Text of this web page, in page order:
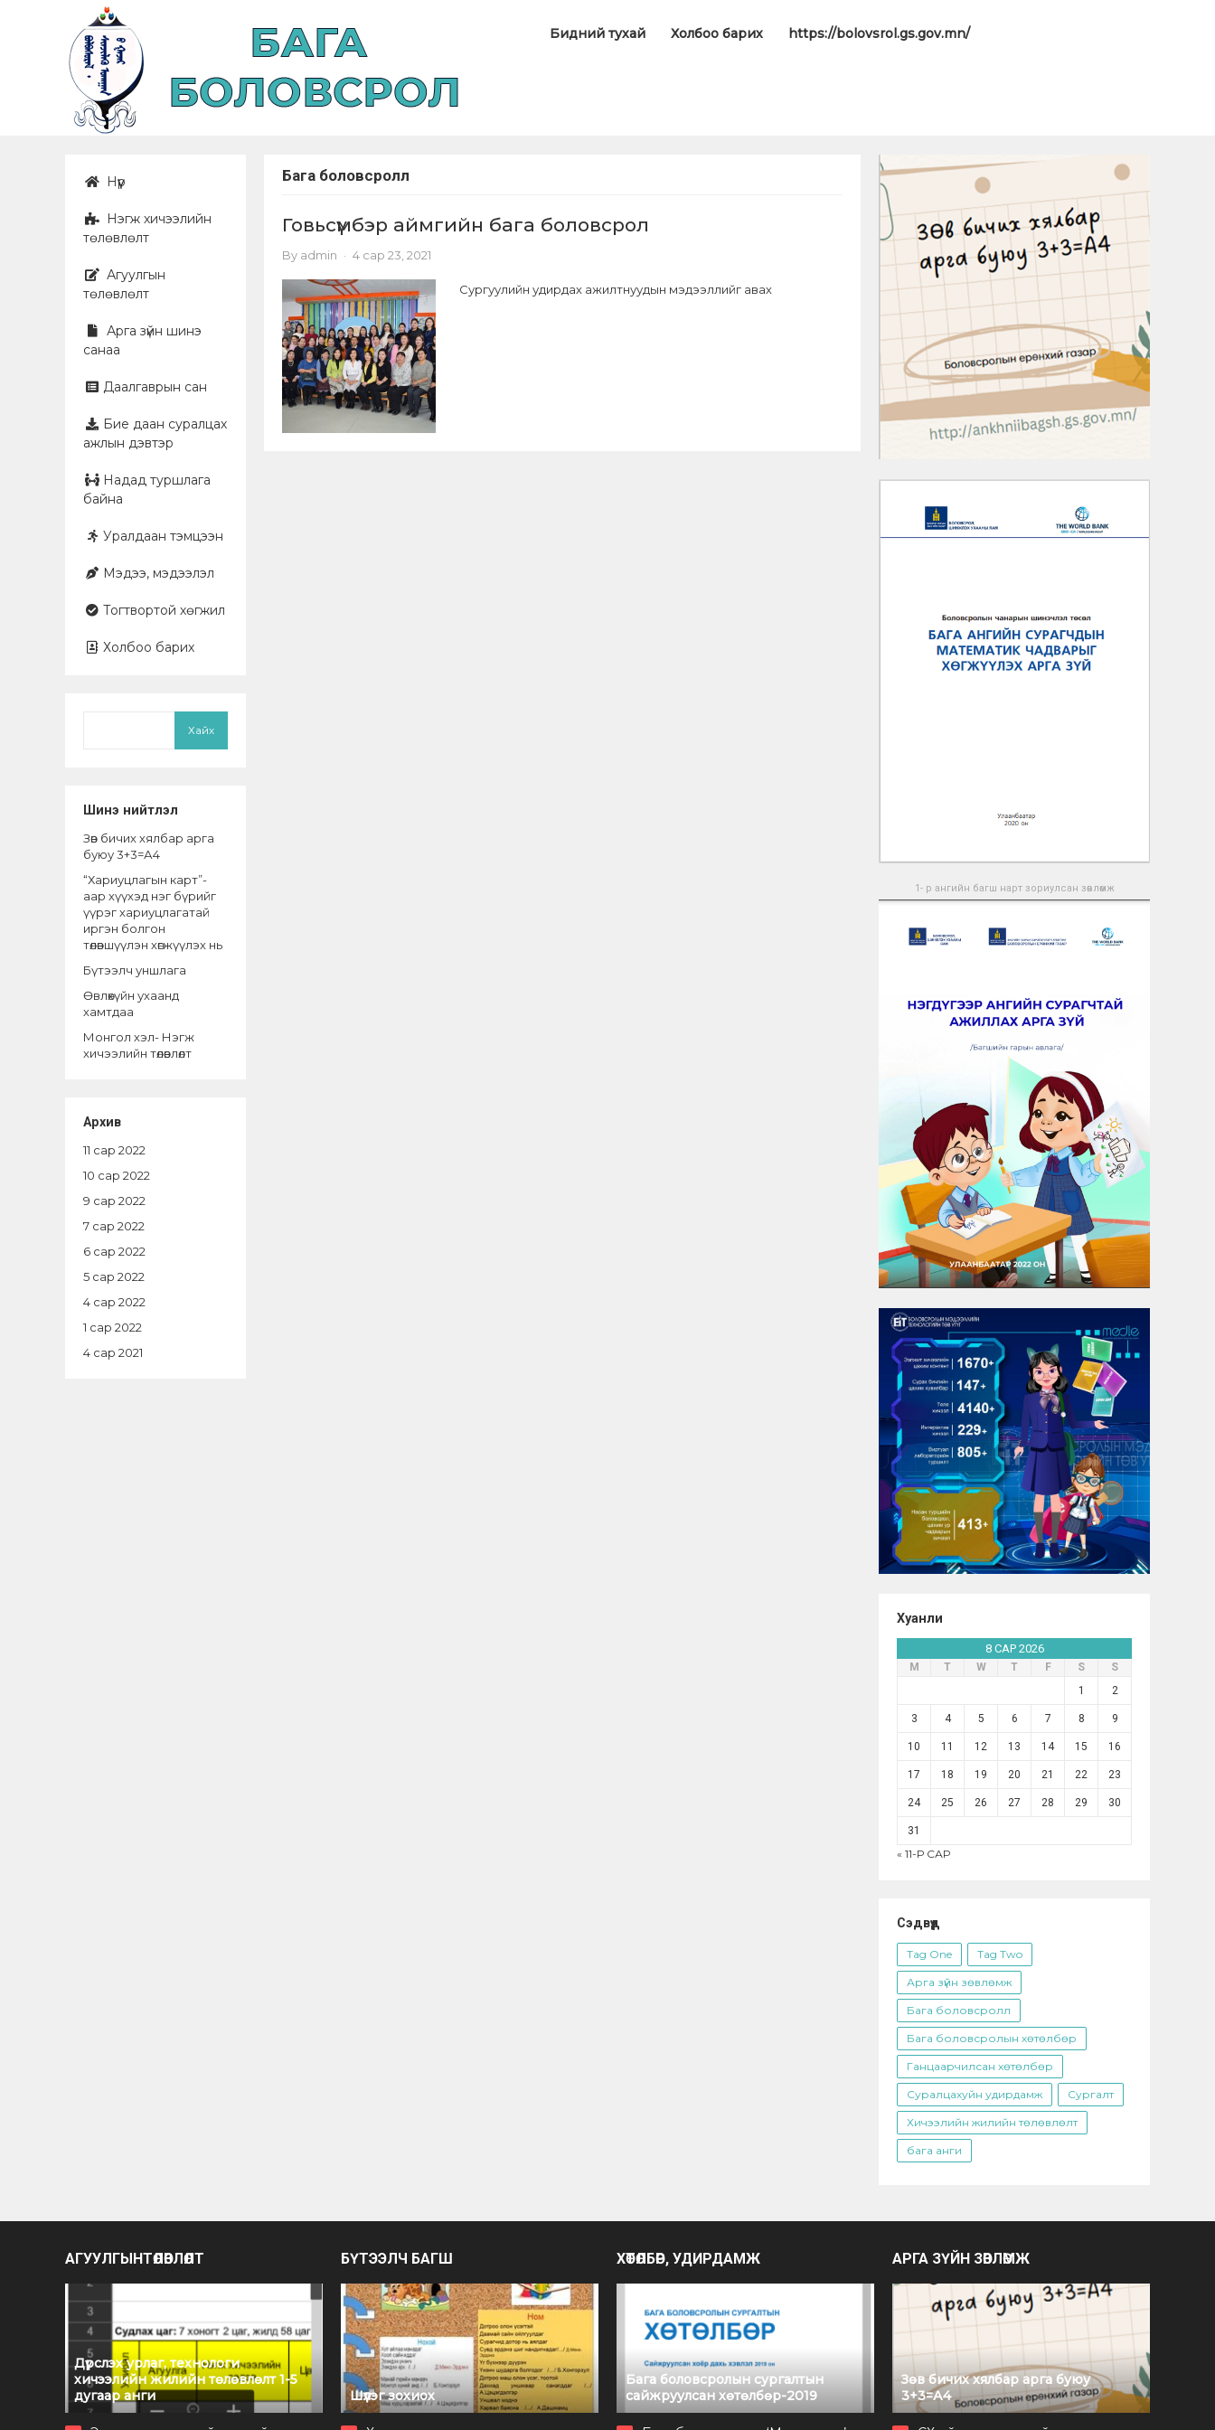
Бидний тухай Холбоо барих https://bolovsrol.gs.gov.mn/
Нүүр
Нэгж хичээлийн
төлөвлөлт
Агуулгын
төлөвлөлт
Арга зүйн шинэ
санаа
Даалгаврын сан
Бие даан суралцах
ажлын дэвтэр
Надад туршлага
байна
Уралдаан тэмцээн
Мэдээ, мэдээлэл
Тогтвортой хөгжил
Холбоо барих
Хайх
Шинэ нийтлэл
Зөв бичих хялбар арга
буюу 3+3=А4
“Хариуцлагын карт”-
аар хүүхэд нэг бүрийг
үүрэг хариуцлагатай
иргэн болгон
төлөвшүүлэн хөгжүүлэх нь
Бүтээлч уншлага
Өвлөхүйн ухаанд
хамтдаа
Монгол хэл- Нэгж
хичээлийн төлөвлөлт
Архив
11 сар 2022
10 сар 2022
9 сар 2022
7 сар 2022
6 сар 2022
5 сар 2022
4 сар 2022
1 сар 2022
4 сар 2021
Бага боловсролл
Говьсүмбэр аймгийн бага боловсрол
By admin · 4 сар 23, 2021
Сургуулийн удирдах ажилтнуудын мэдээллийг авах
1- р ангийн багш нарт зориулсан зөвлөмж
Хуанли
8 САР 2026
М Т W Т F S
S
1
2
3 4 5 6 7 8 9
10 11 12 13 14 15 16
17 18 19 20 21 22 23
24 25 26 27 28 29 30
31
« 11-Р САР
Сэдвүүд
Tag One Tag Two
Арга зүйн зөвлөмж
Бага боловсролл
Бага боловсролын хөтөлбөр
Ганцаарчилсан хөтөлбөр
Суралцахуйн удирдамж Сургалт
Хичээлийн жилийн төлөвлөлт
бага анги
АГУУЛГЫНТӨЛӨВЛӨЛТ
Дүрслэх урлаг, технологи
хичээлийн жилийн төлөвлөлт 1-5
дугаар анги
БҮТЭЭЛЧ БАГШ
Шүлэг зохиох
ХӨТӨЛБӨР, УДИРДАМЖ
Бага боловсролын сургалтын
сайжруулсан хөтөлбөр-2019
АРГА ЗҮЙН ЗӨВЛӨМЖ
Зөв бичих хялбар арга буюу
3+3=А4